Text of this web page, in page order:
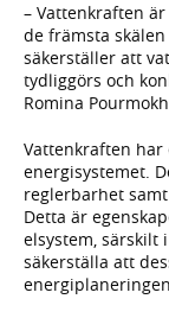
– Vattenkraften
de främsta
säkerställer att
tydliggörs och
Romina
Vattenkraften har
energisystemet.
reglerbarhet
Detta är
elsystem, särskilt
säkerställa att